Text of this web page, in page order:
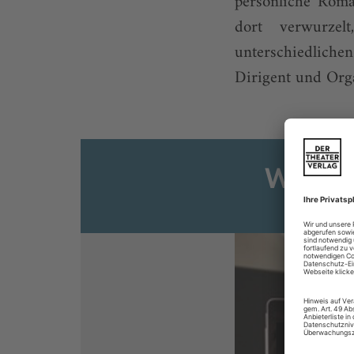
dort
Dirigent und